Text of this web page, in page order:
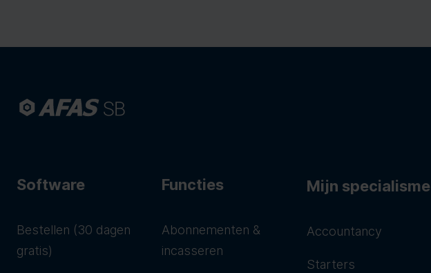
Software
Bestellen (30 dagen
gratis)
Functies
Abonnementen &
incasseren
Mijn specialisme
Accountancy
Starters